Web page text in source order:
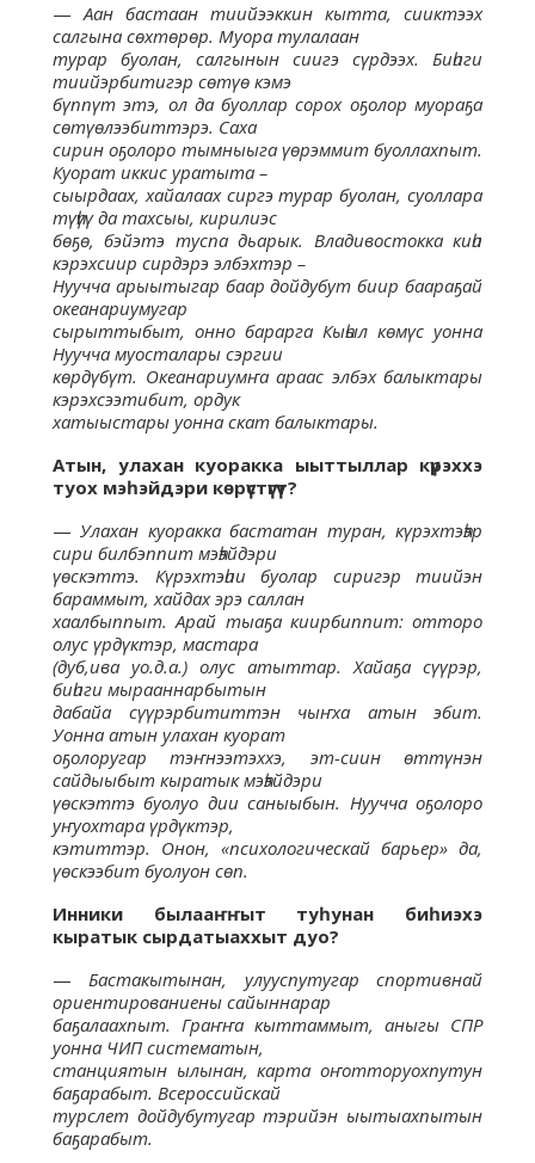
—Аан бастаан тиийээккин кытта, сииктээх
салгына сөхтөрөр. Муора тула­лаан
турар буолан, салгынын сиигэ сүрдээх. Биһиги
тиийэрбитигэр сөтүө кэмэ
бүппүт этэ, ол да буоллар сорох оҕолор муораҕа
сөтүөлээбиттэрэ. Саха
сирин оҕолоро тымныыга үөрэммит буоллахпыт.
Куорат иккис уратыта –
сыырдаах, хайалаах сиргэ турар буолан, суоллара
түһүү да тахсыы, кирилиэс
бөҕө, бэйэтэ туспа дьарык. Владивостокка киһи
кэрэхсиир сирдэрэ элбэхтэр –
Нуучча арыытыгар баар дойдубут биир баараҕай
океанариумугар
сырыттыбыт, онно барарга Кыһыл көмүс уонна
Нуучча муосталары сэргии
көрдүбүт. Океанариумҥа араас элбэх балыктары
кэрэхсээтибит, ордук
хатыыстары уонна скат балыктары.
Атын, улахан куоракка ыыттыллар күрэххэ
туох мэһэйдэри көрүстүгүт?
—Улахан куоракка бастатан туран, күрэхтэһэр
сири билбэппит мэһэйдэри
үөскэттэ. Күрэхтэһии буолар сиригэр тиийэн
бараммыт, хайдах эрэ саллан
хаалбыппыт. Арай тыаҕа киирбиппит: отторо
олус үрдүктэр, мастара
(дуб,ива уо.д.а.) олус атыттар. Хайаҕа сүүрэр,
биһиги мырааннарбытын
дабайа сүүрэрбититтэн чыҥха атын эбит.
Уонна атын улахан куорат
оҕолоругар тэҥнээтэххэ, эт-сиин өттүнэн
сайдыыбыт кыратык мэһэйдэри
үөскэттэ буолуо дии саныыбын. Нуучча оҕолоро
уҥуохтара үрдүктэр,
кэтиттэр. Онон, «психологическай барьер» да,
үөскээбит буолуон сөп.
Инники былааҥҥыт туһунан биһиэхэ
кыратык сырдатыаххыт дуо?
—Бастакытынан, улууспутугар спортивнай
ориентированиены сайыннарар
баҕалаахпыт. Граҥҥа кыттаммыт, аныгы СПР
уонна ЧИП систематын,
станциятын ылынан, карта оҥотторуохпутун
баҕарабыт. Всероссийскай
турслет дойдубутугар тэрийэн ыытыахпытын
баҕарабыт.